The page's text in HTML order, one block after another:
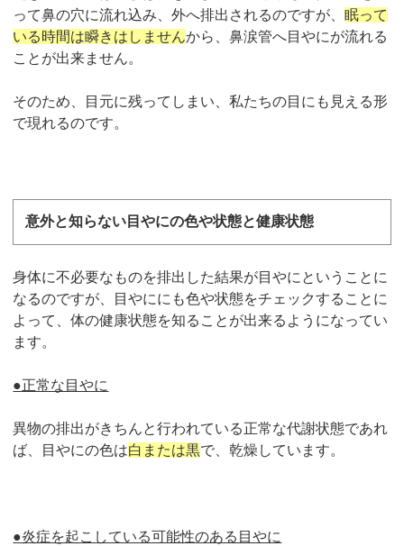
って鼻の穴に流れ込み、外へ排出されるのですが、眠って
いる時間は瞬きはしませんから、鼻涙管へ目やにが流れる
ことが出来ません。
そのため、目元に残ってしまい、私たちの目にも見える形
で現れるのです。
意外と知らない目やにの色や状態と健康状態
身体に不必要なものを排出した結果が目やにということに
なるのですが、目やににも色や状態をチェックすることに
よって、体の健康状態を知ることが出来るようになってい
ます。
●正常な目やに
異物の排出がきちんと行われている正常な代謝状態であれ
ば、目やにの色は白または黒で、乾燥しています。
●炎症を起こしている可能性のある目やに